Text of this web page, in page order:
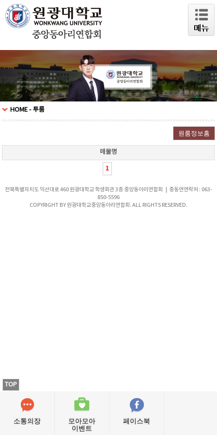
HOME - 투룸
매물명
1
전북특별자치도 익산대로 460 원광대학교 학생회관 3층 중앙동아리연합회 | 중동연연락처 : 063-
850-5596
COPYRIGHT BY 원광대학교중앙동아리연합회. ALL RIGHTS RESERVED.
소통의장
모아모아
이벤트
페이스북
TOP